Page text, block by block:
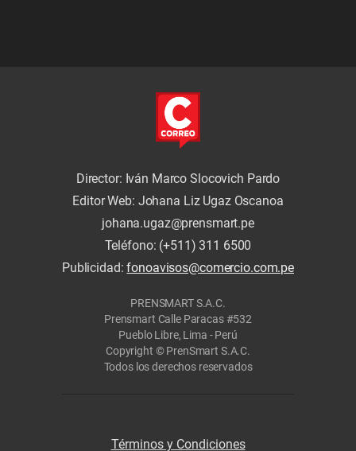
Director: Iván Marco Slocovich Pardo
Editor Web: Johana Liz Ugaz Oscanoa
johana.ugaz@prensmart.pe
Teléfono: (+511) 311 6500
Publicidad:fonoavisos@comercio.com.pe
PRENSMART S.A.C.
Prensmart Calle Paracas #532
Pueblo Libre, Lima - Perú
Copyright © PrenSmart S.A.C.
Todos los derechos reservados
Términos y Condiciones